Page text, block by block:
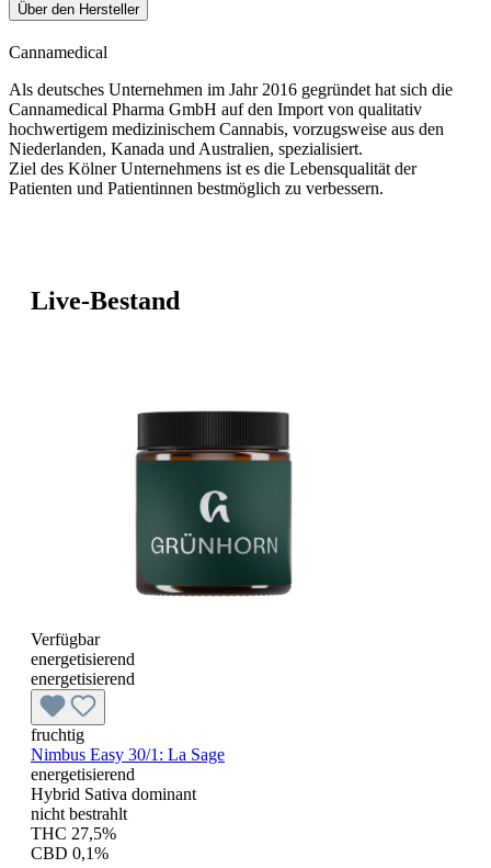
Über den Hersteller
Cannamedical
Als deutsches Unternehmen im Jahr 2016 gegründet hat sich die
Cannamedical Pharma GmbH auf den Import von qualitativ
hochwertigem medizinischem Cannabis, vorzugsweise aus den
Niederlanden, Kanada und Australien, spezialisiert.
Ziel des Kölner Unternehmens ist es die Lebensqualität der
Patienten und Patientinnen bestmöglich zu verbessern.
Live-Bestand
Verfügbar
energetisierend
energetisierend
fruchtig
Nimbus Easy 30/1: La Sage
energetisierend
Hybrid Sativa dominant
nicht bestrahlt
THC 27,5%
CBD 0,1%